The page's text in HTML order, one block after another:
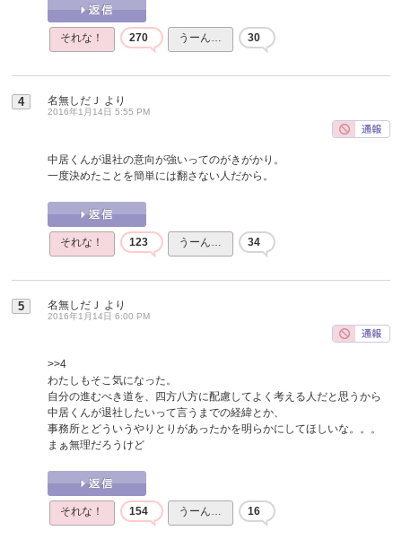
それな！ 270 うーん… 30
4 名無しだＪ より
2016年1月14日 5:55 PM
中居くんが退社の意向が強いってのがきがかり。
一度決めたことを簡単には翻さない人だから。
それな！ 123 うーん… 34
5 名無しだＪ より
2016年1月14日 6:00 PM
>>4
わたしもそこ気になった。
自分の進むべき道を、四方八方に配慮してよく考える人だと思うから
中居くんが退社したいって言うまでの経緯とか、
事務所とどういうやりとりがあったかを明らかにしてほしいな。。。
まぁ無理だろうけど
それな！ 154 うーん… 16